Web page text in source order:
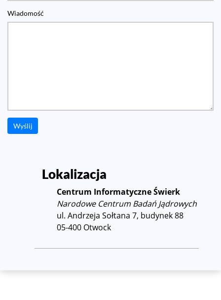
Wiadomość
Wyślij
Lokalizacja
Centrum Informatyczne Świerk
Narodowe Centrum Badań Jądrowych
ul. Andrzeja Sołtana 7, budynek 88
05-400 Otwock